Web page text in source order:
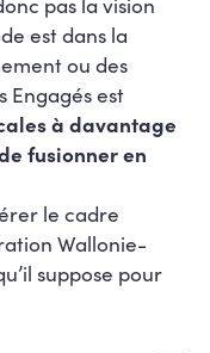
est dans la
ou des
Engagés est
à davantage
fusionner en
le cadre
Wallonie-
suppose pour